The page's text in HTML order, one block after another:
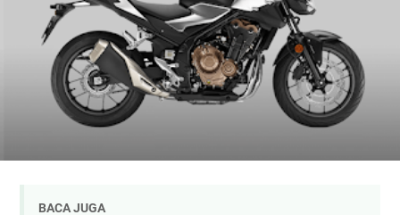
BACA JUGA